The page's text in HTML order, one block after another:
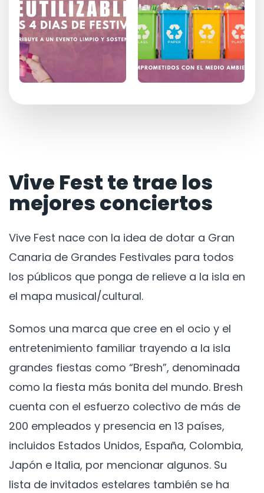
Vive Fest te trae los
mejores conciertos
Vive Fest nace con la idea de dotar a Gran
Canaria de Grandes Festivales para todos
los públicos que ponga de relieve a la isla en
el mapa musical/cultural.
Somos una marca que cree en el ocio y el
entretenimiento familiar trayendo a la isla
grandes fiestas como “Bresh”, denominada
como la fiesta más bonita del mundo. Bresh
cuenta con el esfuerzo colectivo de más de
200 empleados y presencia en 13 países,
incluidos Estados Unidos, España, Colombia,
Japón e Italia, por mencionar algunos. Su
lista de invitados estelares también se ha